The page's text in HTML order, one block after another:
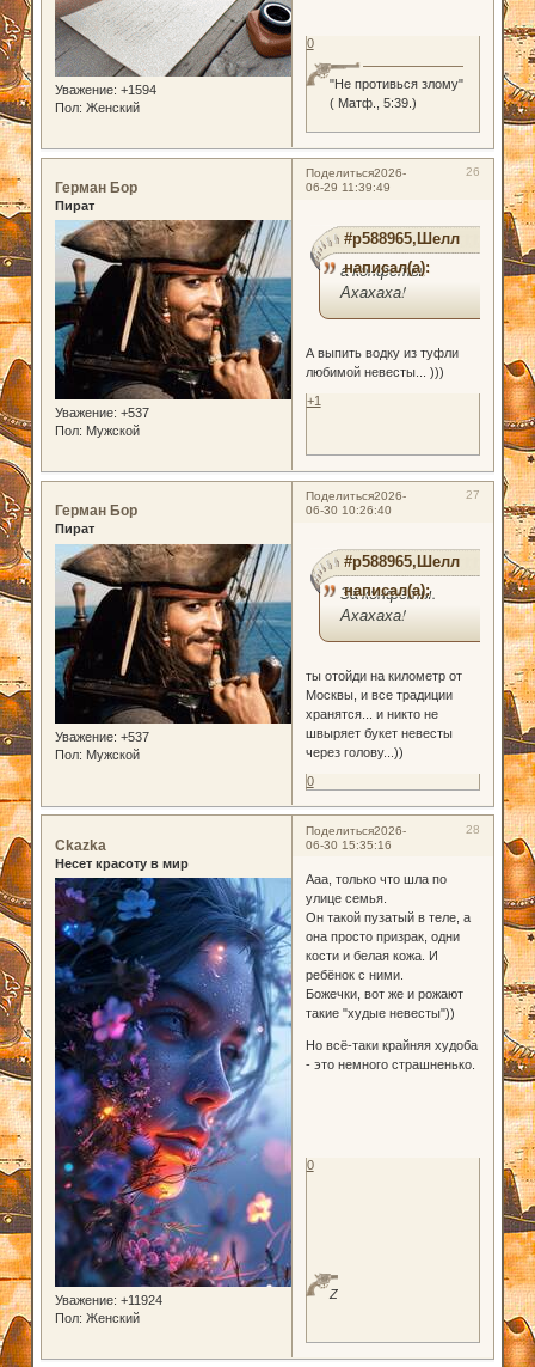
Уважение: +1594
Пол: Женский
"Не противься злому"
( Матф., 5:39.)
0
Поделиться 26
2026-
06-29 11:39:49
Герман Бор
Пират
Уважение: +537
Пол: Мужской
#p588965,Шелл
написал(а):
а конфеты.
Ахахаха!
А выпить водку из туфли
любимой невесты... )))
+1
Поделиться 27
2026-
06-30 10:26:40
Герман Бор
Пират
Уважение: +537
Пол: Мужской
#p588965,Шелл
написал(а):
За конфеты.
Ахахаха!
ты отойди на километр от
Москвы, и все традиции
хранятся... и никто не
швыряет букет невесты
через голову...))
0
Поделиться 28
2026-
06-30 15:35:16
Ckazka
Несет красоту в мир
Уважение: +11924
Пол: Женский
Ааа, только что шла по
улице семья.
Он такой пузатый в теле, а
она просто призрак, одни
кости и белая кожа. И
ребёнок с ними.
Божечки, вот же и рожают
такие "худые невесты"))
Но всё-таки крайняя худоба
- это немного страшненько.
Z
0